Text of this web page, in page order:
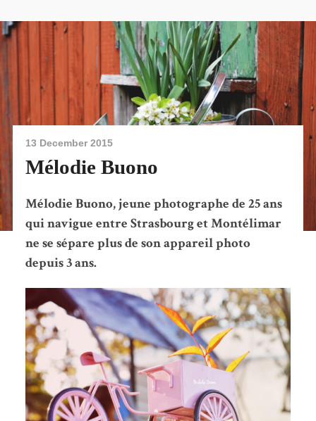
13 December 2015
Mélodie Buono
Mélodie Buono, jeune photographe de 25 ans
qui navigue entre Strasbourg et Montélimar
ne se sépare plus de son appareil photo
depuis 3 ans.